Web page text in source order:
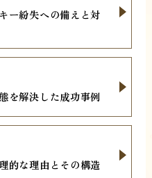
ー紛失への備えと対
を解決した成功事例
的な理由とその構造